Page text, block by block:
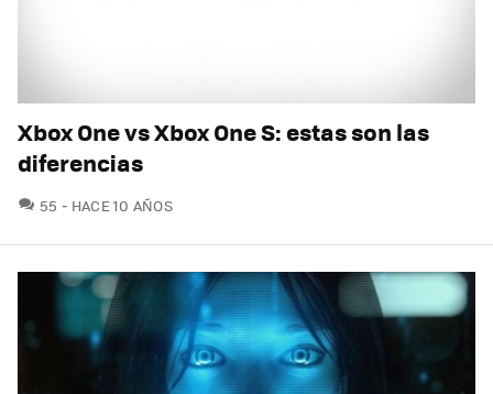
Xbox One vs Xbox One S: estas son las
diferencias
55 COMENTARIOS
HACE 10 AÑOS